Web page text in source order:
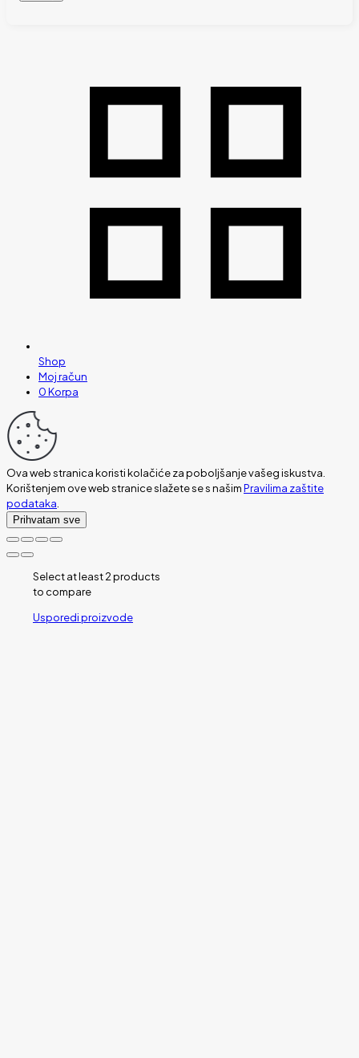
Shop
Moj račun
0Korpa
Ova web stranica koristi kolačiće za poboljšanje vašeg iskustva.
Korištenjem ove web stranice slažete se s našimPravilima zaštite
podataka.
Prihvatam sve
Select at least 2 products
to compare
Usporedi proizvode